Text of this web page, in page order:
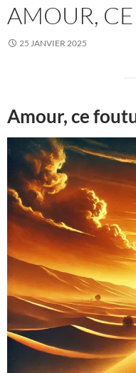
AMOUR,
25 JANVIER 2025
Amour, ce